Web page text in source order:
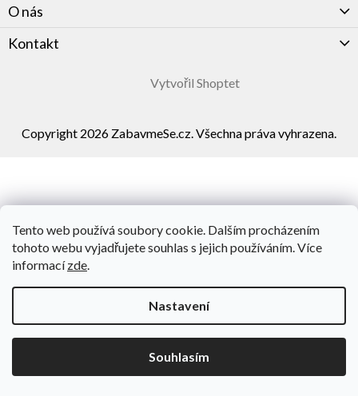
Tento web používá soubory cookie. Dalším procházením
tohoto webu vyjadřujete souhlas s jejich používáním. Více
informacízde.
Nastavení
Souhlasím
O nás
Kontakt
Vytvořil Shoptet
Copyright 2026 ZabavmeSe.cz. Všechna práva vyhrazena.